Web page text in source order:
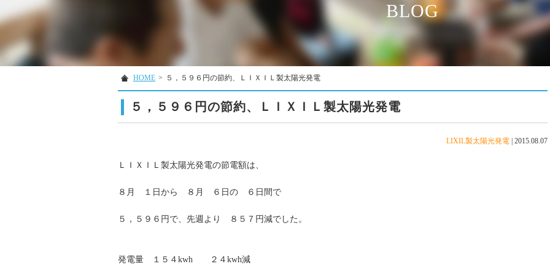
BLOG
HOME > ５，５９６円の節約、ＬＩＸＩＬ製太陽光発電
５，５９６円の節約、ＬＩＸＩＬ製太陽光発電
LIXIL製太陽光発電 2015.08.07
ＬＩＸＩＬ製太陽光発電の節電額は、
８月 １日から ８月 ６日の ６日間で
５，５９６円で、先週より ８５７円減でした。
発電量 １５４kwh ２４kwh減